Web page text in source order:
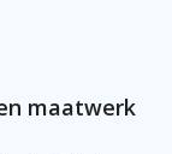
maatwerk